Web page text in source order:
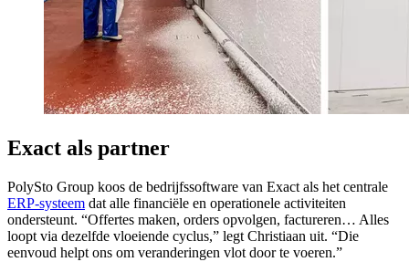
Exact als partner
PolySto Group koos de bedrijfssoftware van Exact als het centrale
ERP-systeem dat alle financiële en operationele activiteiten
ondersteunt. “Offertes maken, orders opvolgen, factureren… Alles
loopt via dezelfde vloeiende cyclus,” legt Christiaan uit. “Die
eenvoud helpt ons om veranderingen vlot door te voeren.”